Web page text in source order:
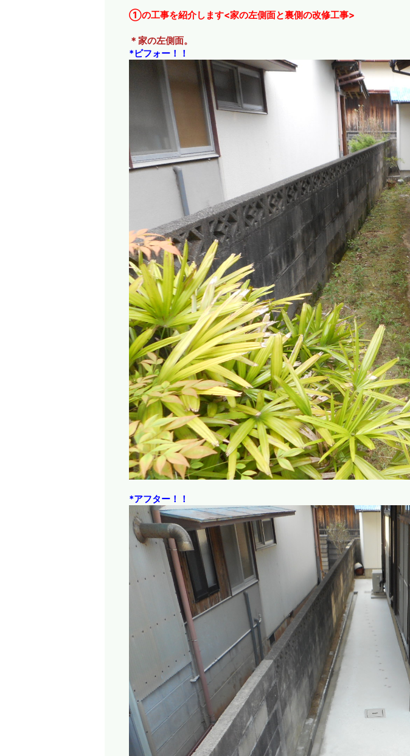
①の工事を紹介します<家の左側面と裏側の改修工事>
＊家の左側面。
*ビフォー！！
*アフター！！